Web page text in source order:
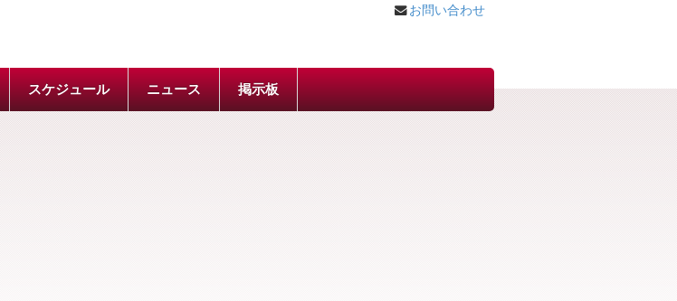
お問い合わせ
スケジュール ニュース 掲示板